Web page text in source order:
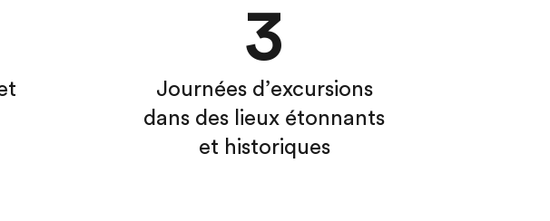
3
Journées d’excursions
dans des lieux étonnants
et historiques